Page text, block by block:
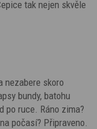
tak nejen skvěle
nezabere skoro
bundy, batohu
po ruce. Ráno zima?
počasí? Připraveno.